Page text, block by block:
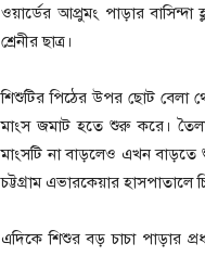
ওয়ার্ডের আপ্রুমং পাড়ার বাসিন্দা
শ্রেনীর ছাত্র।
শিশুটির পিঠের উপর ছোট
মাংস জমাট হতে শুরু করে।
মাংসটি না বাড়লেও এখন
চট্টগ্রাম এভারকেয়ার হাসপাতালে
এদিকে শিশুর বড় চাচা পাড়ার